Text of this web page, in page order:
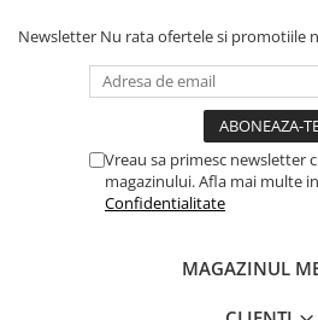
Newsletter Nu rata ofertele si promotiile
Vreau sa primesc newsletter
magazinului. Afla mai multe in
Confidentialitate
MAGAZINUL